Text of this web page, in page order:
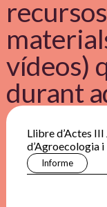
vídeos)
durant
Informe
Llibre d’Actes
d’Agroecologia i